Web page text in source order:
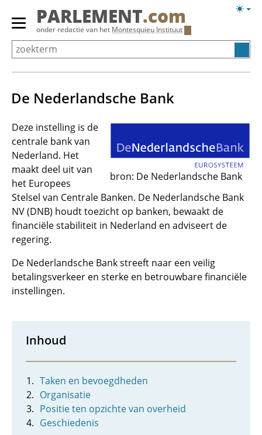
Overslaan
Primair
menu
tonen/verbergen
PARLEMENT.com
onder redactie van het Montesquieu Instituut
De Nederlandsche Bank
bron: De Nederlandsche Bank
Deze instelling is de
centrale bank van
Nederland. Het
maakt deel uit van
het Europees
Stelsel van Centrale Banken. De Nederlandsche Bank
NV (DNB) houdt toezicht op banken, bewaakt de
financiële stabiliteit in Nederland en adviseert de
regering.
De Nederlandsche Bank streeft naar een veilig
betalingsverkeer en sterke en betrouwbare financiële
instellingen.
Inhoud
Taken en bevoegdheden
Organisatie
Positie ten opzichte van overheid
Geschiedenis